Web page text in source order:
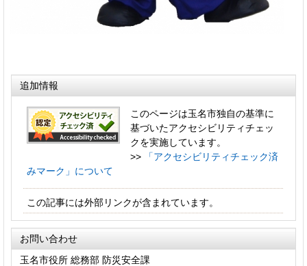
追加情報
このページは玉名市独自の基準に
基づいたアクセシビリティチェッ
クを実施しています。
>>
「アクセシビリティチェック済
みマーク」について
この記事には外部リンクが含まれています。
お問い合わせ
玉名市役所 総務部 防災安全課